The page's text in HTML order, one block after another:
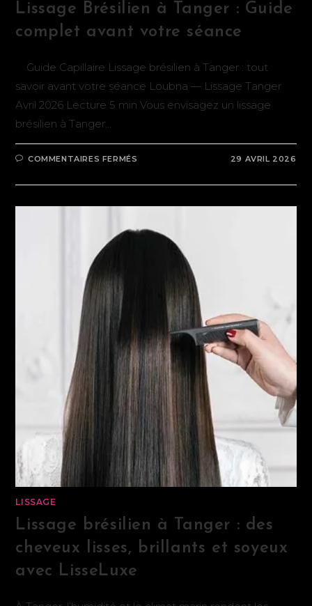
Lissage Brésilien à Tanger : Guide
complet avant votre séance
Guide Capillaire Lissage brésilien à Tanger : tout
savoir avant votre séance Loubna — Lissage Tanger
Avril 2026 Lecture 5 min Vous envisagez un lissage
brésilien à Tanger…
COMMENTAIRES FERMÉS 29 AVRIL 2026
LISSAGE
Lissage brésilien à Tanger : des
cheveux lisses, brillants et soyeux
avec LisseLuxe